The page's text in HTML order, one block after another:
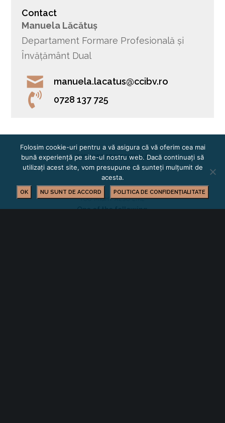
Contact
Manuela Lăcătuș
Departament Formare Profesională și
Învățământ Dual
manuela.lacatus@ccibv.ro
0728 137 725
FORMARE PROFESIONALĂ
YOU MIGHT ALSO LIKE
One of the following
Folosim cookie-uri pentru a vă asigura că vă oferim cea mai
bună experiență pe site-ul nostru web. Dacă continuați să
utilizați acest site, vom presupune că sunteți mulțumit de
acesta.
OK NU SUNT DE ACCORD POLITICA DE CONFIDENȚIALITATE